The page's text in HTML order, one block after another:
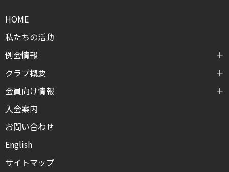
HOME
私たちの活動
例会情報
クラブ概要
会員向け情報
入会案内
お問い合わせ
English
サイトマップ